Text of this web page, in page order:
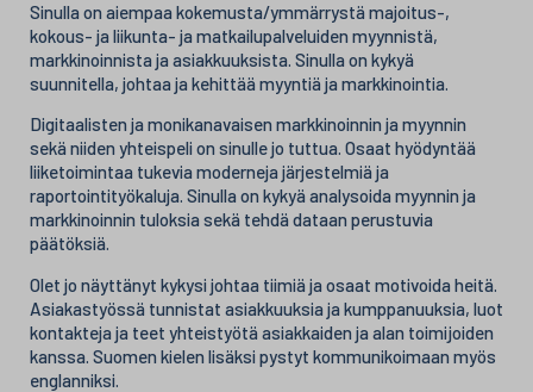
Sinulla on aiempaa kokemusta/ymmärrystä majoitus-,
kokous- ja liikunta- ja matkailupalveluiden myynnistä,
markkinoinnista ja asiakkuuksista. Sinulla on kykyä
suunnitella, johtaa ja kehittää myyntiä ja markkinointia.
Digitaalisten ja monikanavaisen markkinoinnin ja myynnin
sekä niiden yhteispeli on sinulle jo tuttua. Osaat hyödyntää
liiketoimintaa tukevia moderneja järjestelmiä ja
raportointityökaluja. Sinulla on kykyä analysoida myynnin ja
markkinoinnin tuloksia sekä tehdä dataan perustuvia
päätöksiä.
Olet jo näyttänyt kykysi johtaa tiimiä ja osaat motivoida heitä.
Asiakastyössä tunnistat asiakkuuksia ja kumppanuuksia, luot
kontakteja ja teet yhteistyötä asiakkaiden ja alan toimijoiden
kanssa. Suomen kielen lisäksi pystyt kommunikoimaan myös
englanniksi.